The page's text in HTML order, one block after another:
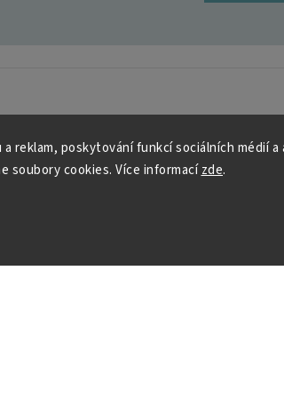
reklam, poskytování funkcí sociálních médií a
soubory cookies. Více informacízde.
Kontakt